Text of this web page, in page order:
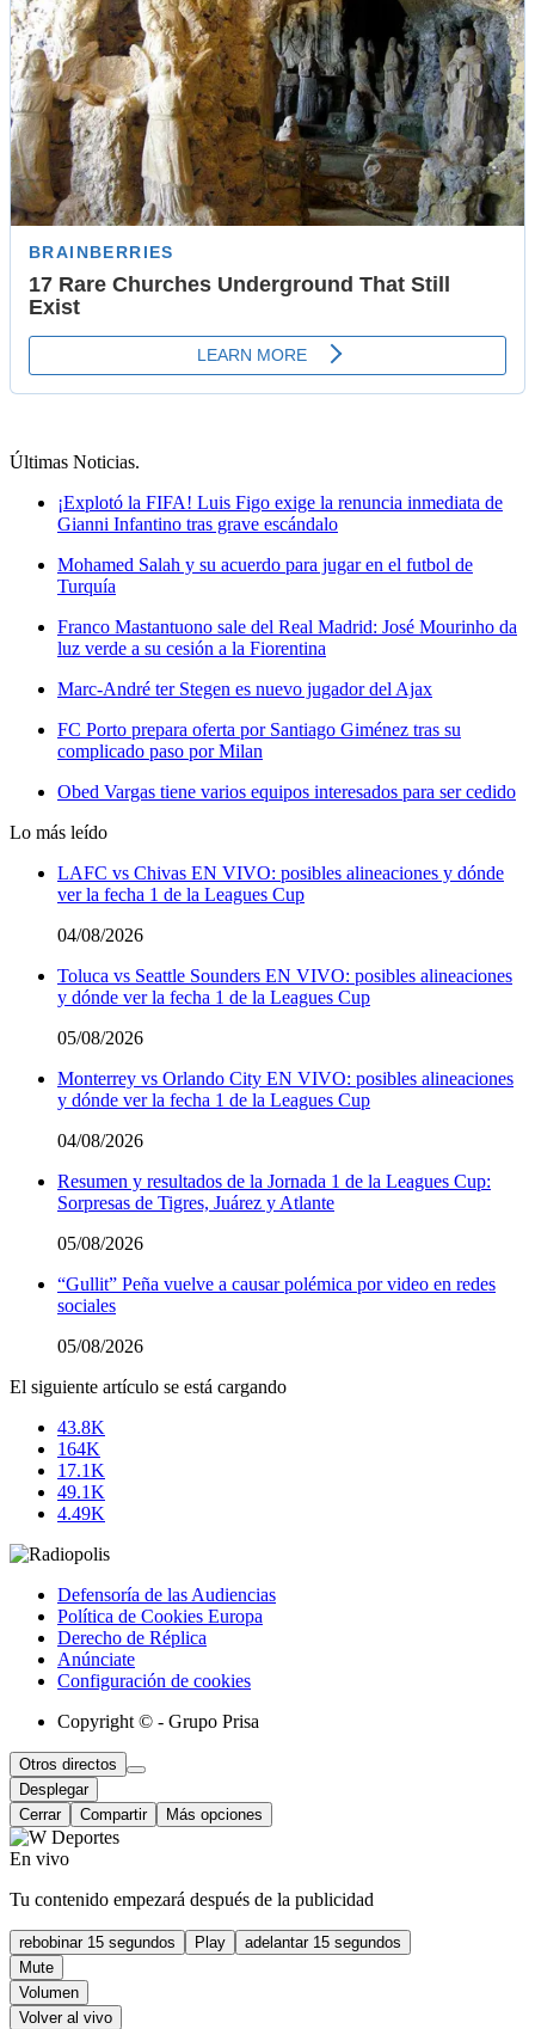
Últimas Noticias.
¡Explotó la FIFA! Luis Figo exige la renuncia inmediata de
Gianni Infantino tras grave escándalo
Mohamed Salah y su acuerdo para jugar en el futbol de
Turquía
Franco Mastantuono sale del Real Madrid: José Mourinho da
luz verde a su cesión a la Fiorentina
Marc-André ter Stegen es nuevo jugador del Ajax
FC Porto prepara oferta por Santiago Giménez tras su
complicado paso por Milan
Obed Vargas tiene varios equipos interesados para ser cedido
Lo más leído
LAFC vs Chivas EN VIVO: posibles alineaciones y dónde
ver la fecha 1 de la Leagues Cup
04/08/2026
Toluca vs Seattle Sounders EN VIVO: posibles alineaciones
y dónde ver la fecha 1 de la Leagues Cup
05/08/2026
Monterrey vs Orlando City EN VIVO: posibles alineaciones
y dónde ver la fecha 1 de la Leagues Cup
04/08/2026
Resumen y resultados de la Jornada 1 de la Leagues Cup:
Sorpresas de Tigres, Juárez y Atlante
05/08/2026
“Gullit” Peña vuelve a causar polémica por video en redes
sociales
05/08/2026
El siguiente artículo se está cargando
43.8K
164K
17.1K
49.1K
4.49K
Defensoría de las Audiencias
Política de Cookies Europa
Derecho de Réplica
Anúnciate
Configuración de cookies
Copyright © - Grupo Prisa
Otros directos
Desplegar
Cerrar
Compartir Más opciones
En vivo
Tu contenido empezará después de la publicidad
rebobinar 15 segundos Play
adelantar 15 segundos
Mute
Volumen
Volver al vivo